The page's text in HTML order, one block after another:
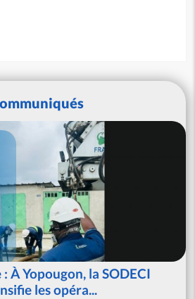
À Yopougon, la SODECI
les opéra...